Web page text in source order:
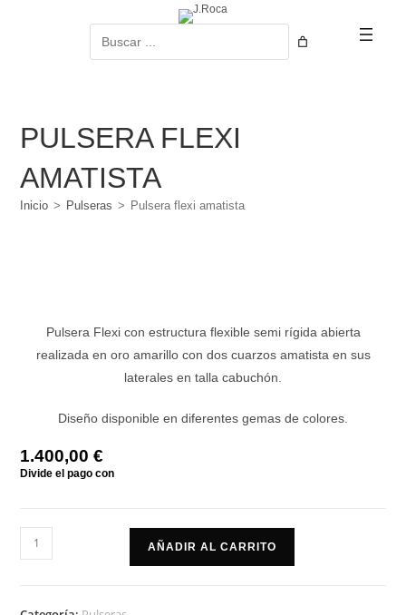
PULSERA FLEXI
AMATISTA
Inicio > Pulseras > Pulsera flexi amatista
Pulsera Flexi con estructura flexible semi rígida abierta
realizada en oro amarillo con dos cuarzos amatista en sus
laterales en talla cabuchón.
Diseño disponible en diferentes gemas de colores.
1.400,00€
Pulsera
flexi
AÑADIR AL CARRITO